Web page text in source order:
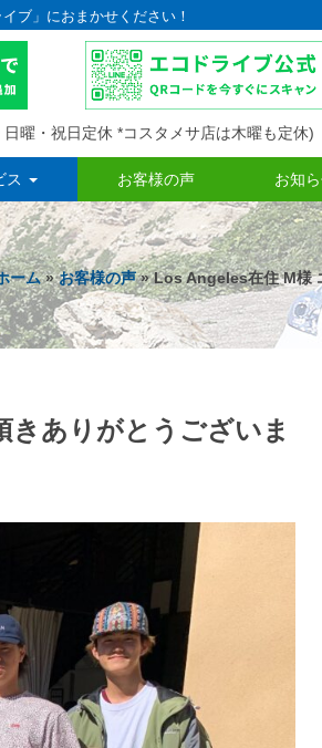
ブ」におまかせください！
曜・祝日定休 *コスタメサ店は木曜も定休)
ス お客様の声 お知
ーム»お客様の声» Los Angeles在住 M様
ありがとうございま